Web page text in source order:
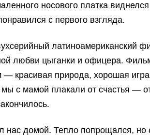
носового платка
с первого взгляда.
латиноамериканский
любви цыганки и офицера.
— красивая природа, хорошая
с мамой плакали от счастья —
нас домой. Тепло попрощался, но